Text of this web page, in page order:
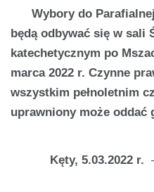
Wybory do Parafialnej
będą odbywać się w sali
katechetycznym po
marca 2022 r. Czynne
wszystkim pełnoletnim
uprawniony może oddać
Kęty, 5.03.2022 r.